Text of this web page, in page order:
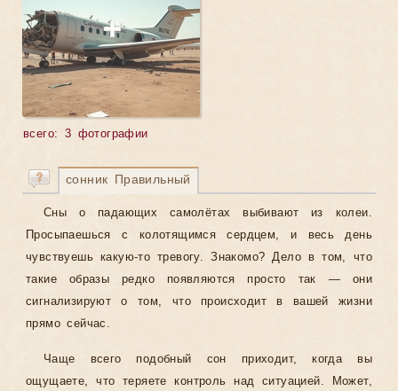
всего: 3 фотографии
сонник Правильный
Сны о падающих самолётах выбивают из колеи.
Просыпаешься с колотящимся сердцем, и весь день
чувствуешь какую-то тревогу. Знакомо? Дело в том, что
такие образы редко появляются просто так — они
сигнализируют о том, что происходит в вашей жизни
прямо сейчас.
Чаще всего подобный сон приходит, когда вы
ощущаете, что теряете контроль над ситуацией. Может,